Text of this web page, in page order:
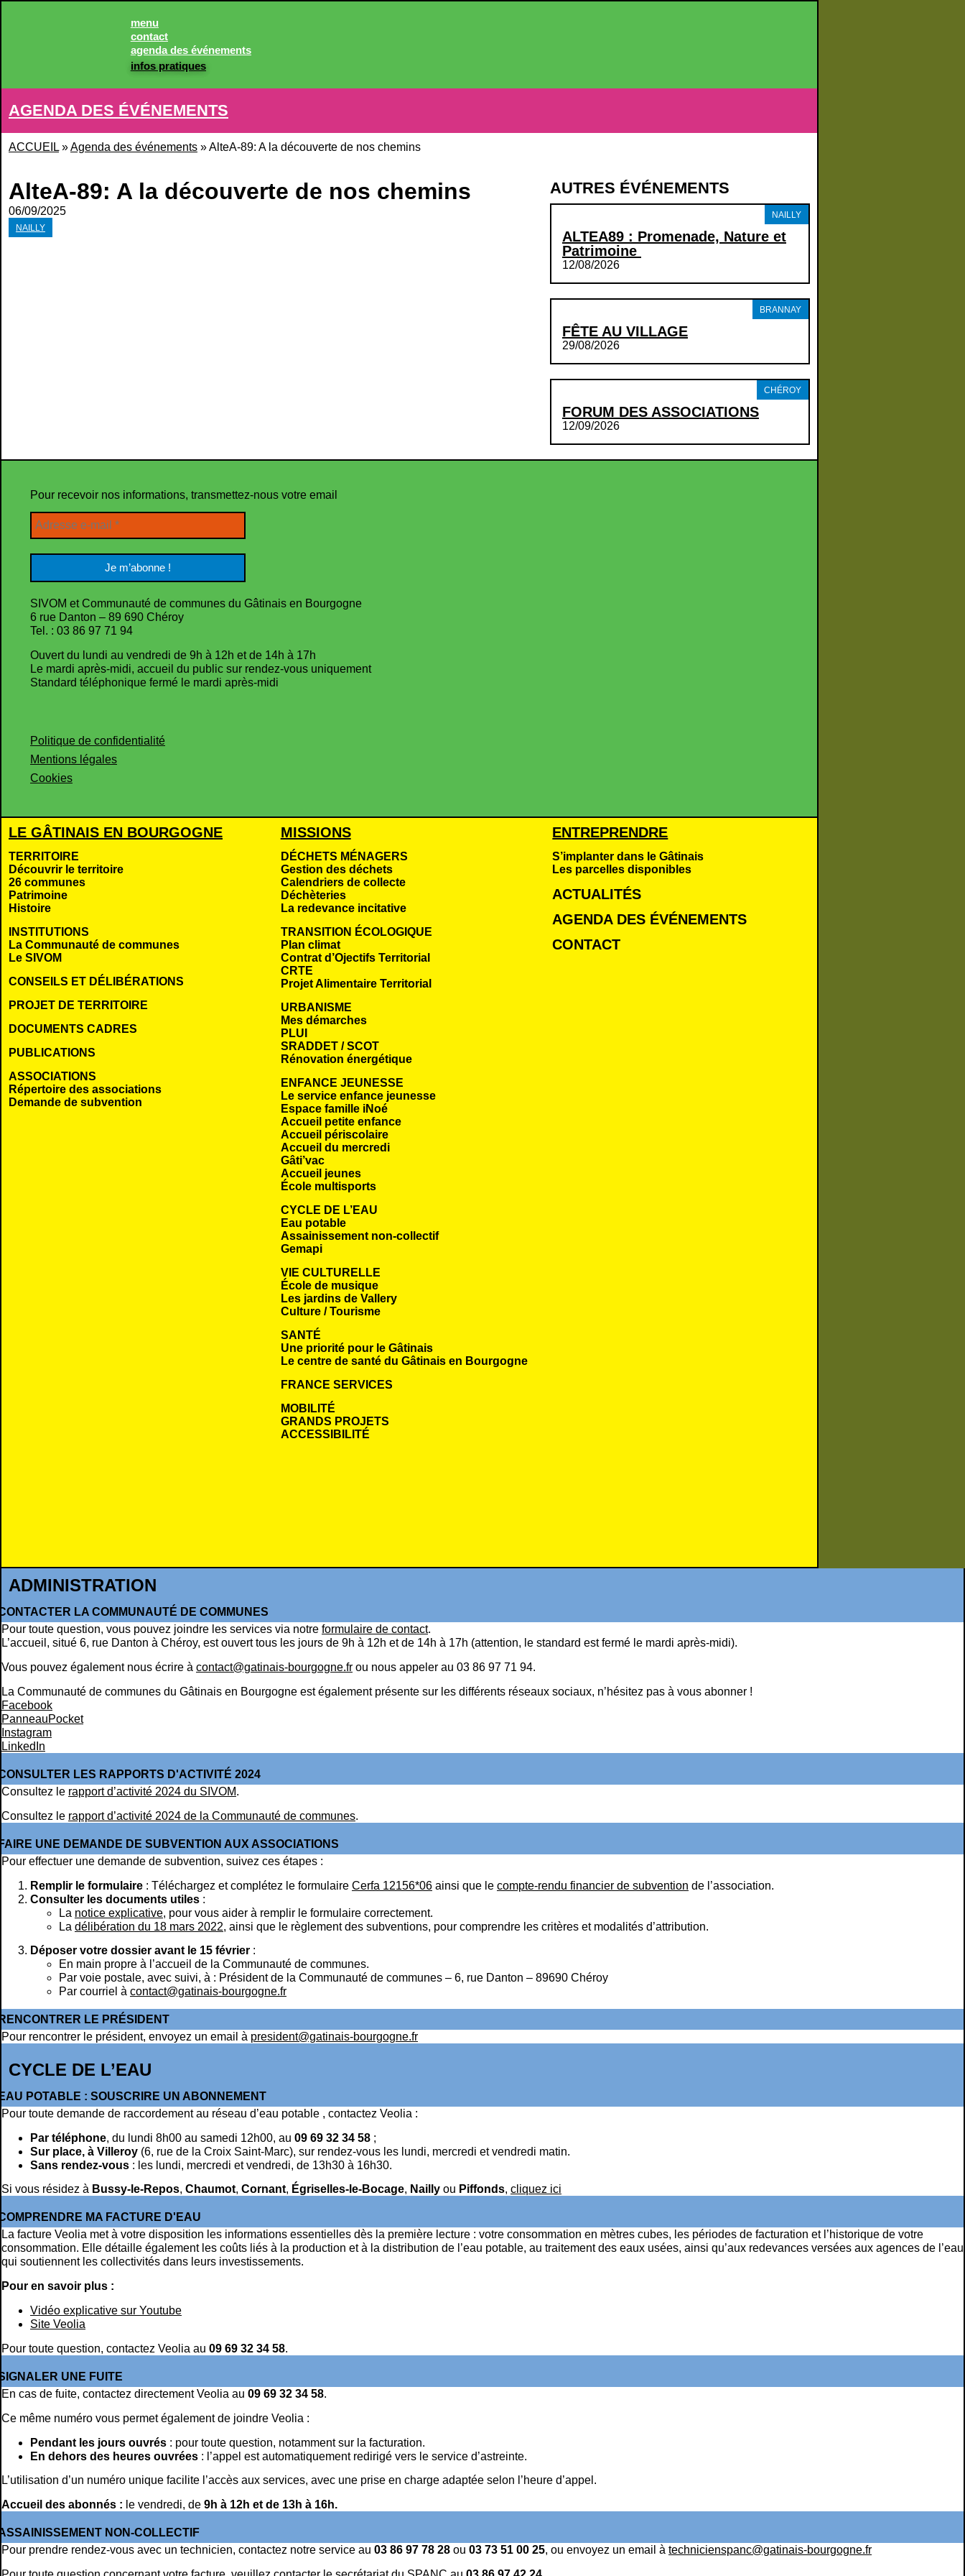
menu
contact
agenda des événements
infos pratiques
AGENDA DES ÉVÉNEMENTS
ACCUEIL »Agenda des événements »AlteA-89: A la découverte de nos chemins
AlteA-89: A la découverte de nos chemins
06/09/2025
NAILLY
AUTRES ÉVÉNEMENTS
NAILLY
ALTEA89 : Promenade, Nature et
Patrimoine
12/08/2026
BRANNAY
FÊTE AU VILLAGE
29/08/2026
CHÉROY
FORUM DES ASSOCIATIONS
12/09/2026
Pour recevoir nos informations, transmettez-nous votre email
SIVOM et Communauté de communes du Gâtinais en Bourgogne
6 rue Danton – 89 690 Chéroy
Tel. : 03 86 97 71 94
Ouvert du lundi au vendredi de 9h à 12h et de 14h à 17h
Le mardi après-midi, accueil du public sur rendez-vous uniquement
Standard téléphonique fermé le mardi après-midi
Politique de confidentialité
Mentions légales
Cookies
LE GÂTINAIS EN BOURGOGNE
TERRITOIRE
Découvrir le territoire
26 communes
Patrimoine
Histoire
INSTITUTIONS
La Communauté de communes
Le SIVOM
CONSEILS ET DÉLIBÉRATIONS
PROJET DE TERRITOIRE
DOCUMENTS CADRES
PUBLICATIONS
ASSOCIATIONS
Répertoire des associations
Demande de subvention
MISSIONS
DÉCHETS MÉNAGERS
Gestion des déchets
Calendriers de collecte
Déchèteries
La redevance incitative
TRANSITION ÉCOLOGIQUE
Plan climat
Contrat d’Ojectifs Territorial
CRTE
Projet Alimentaire Territorial
URBANISME
Mes démarches
PLUI
SRADDET / SCOT
Rénovation énergétique
ENFANCE JEUNESSE
Le service enfance jeunesse
Espace famille iNoé
Accueil petite enfance
Accueil périscolaire
Accueil du mercredi
Gâti’vac
Accueil jeunes
École multisports
CYCLE DE L’EAU
Eau potable
Assainissement non-collectif
Gemapi
VIE CULTURELLE
École de musique
Les jardins de Vallery
Culture / Tourisme
SANTÉ
Une priorité pour le Gâtinais
Le centre de santé du Gâtinais en Bourgogne
FRANCE SERVICES
MOBILITÉ
GRANDS PROJETS
ACCESSIBILITÉ
ENTREPRENDRE
S’implanter dans le Gâtinais
Les parcelles disponibles
ACTUALITÉS
AGENDA DES ÉVÉNEMENTS
CONTACT
ADMINISTRATION
LA COMMUNAUTÉ DE COMMUNES
Pour toute question, vous pouvez joindre les services via notre formulaire de contact.
L’accueil, situé 6, rue Danton à Chéroy, est ouvert tous les jours de 9h à 12h et de 14h à 17h (attention, le standard est fermé le mardi après-midi).
Vous pouvez également nous écrire à contact@gatinais-bourgogne.fr ou nous appeler au 03 86 97 71 94.
La Communauté de communes du Gâtinais en Bourgogne est également présente sur les différents réseaux sociaux, n’hésitez pas à vous abonner !
Facebook
PanneauPocket
Instagram
LinkedIn
LES RAPPORTS D'ACTIVITÉ 2024
Consultez le rapport d’activité 2024 du SIVOM.
Consultez le rapport d’activité 2024 de la Communauté de communes.
UNE DEMANDE DE SUBVENTION AUX ASSOCIATIONS
Pour effectuer une demande de subvention, suivez ces étapes :
Remplir le formulaire : Téléchargez et complétez le formulaire Cerfa 12156*06 ainsi que le compte-rendu financier de subvention de l’association.
Consulter les documents utiles :
La notice explicative, pour vous aider à remplir le formulaire correctement.
La délibération du 18 mars 2022, ainsi que le règlement des subventions, pour comprendre les critères et modalités d’attribution.
Déposer votre dossier avant le 15 février :
En main propre à l’accueil de la Communauté de communes.
Par voie postale, avec suivi, à : Président de la Communauté de communes – 6, rue Danton – 89690 Chéroy
Par courriel à contact@gatinais-bourgogne.fr
LE PRÉSIDENT
Pour rencontrer le président, envoyez un email à president@gatinais-bourgogne.fr
CYCLE DE L’EAU
POTABLE : SOUSCRIRE UN ABONNEMENT
Pour toute demande de raccordement au réseau d’eau potable , contactez Veolia :
Par téléphone, du lundi 8h00 au samedi 12h00, au 09 69 32 34 58 ;
Sur place, à Villeroy (6, rue de la Croix Saint-Marc), sur rendez-vous les lundi, mercredi et vendredi matin.
Sans rendez-vous : les lundi, mercredi et vendredi, de 13h30 à 16h30.
Si vous résidez à Bussy-le-Repos, Chaumot, Cornant, Égriselles-le-Bocage, Nailly ou Piffonds, cliquez ici
MA FACTURE D'EAU
La facture Veolia met à votre disposition les informations essentielles dès la première lecture : votre consommation en mètres cubes, les périodes de facturation et l’historique de votre
consommation. Elle détaille également les coûts liés à la production et à la distribution de l’eau potable, au traitement des eaux usées, ainsi qu’aux redevances versées aux agences de l’eau
qui soutiennent les collectivités dans leurs investissements.
Pour en savoir plus :
Vidéo explicative sur Youtube
Site Veolia
Pour toute question, contactez Veolia au 09 69 32 34 58.
UNE FUITE
En cas de fuite, contactez directement Veolia au 09 69 32 34 58.
Ce même numéro vous permet également de joindre Veolia :
Pendant les jours ouvrés : pour toute question, notamment sur la facturation.
En dehors des heures ouvrées : l’appel est automatiquement redirigé vers le service d’astreinte.
L’utilisation d’un numéro unique facilite l’accès aux services, avec une prise en charge adaptée selon l’heure d’appel.
Accueil des abonnés : le vendredi, de 9h à 12h et de 13h à 16h.
NON-COLLECTIF
Pour prendre rendez-vous avec un technicien, contactez notre service au 03 86 97 78 28 ou 03 73 51 00 25, ou envoyez un email à technicienspanc@gatinais-bourgogne.fr